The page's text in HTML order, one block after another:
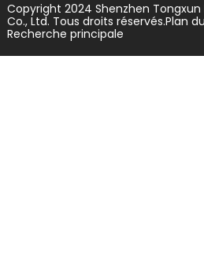
Copyright 2024 Shenzhen
Co., Ltd. Tous droits réservés.Plan
Recherche principale